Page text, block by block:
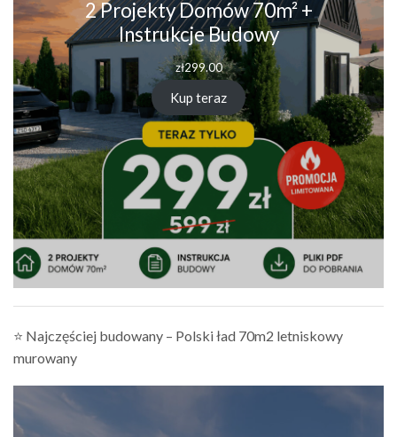
2 Projekty Domów 70m² +
Instrukcje Budowy
zł299.00
Kup teraz
⭐ Najczęściej budowany – Polski ład 70m2 letniskowy
murowany